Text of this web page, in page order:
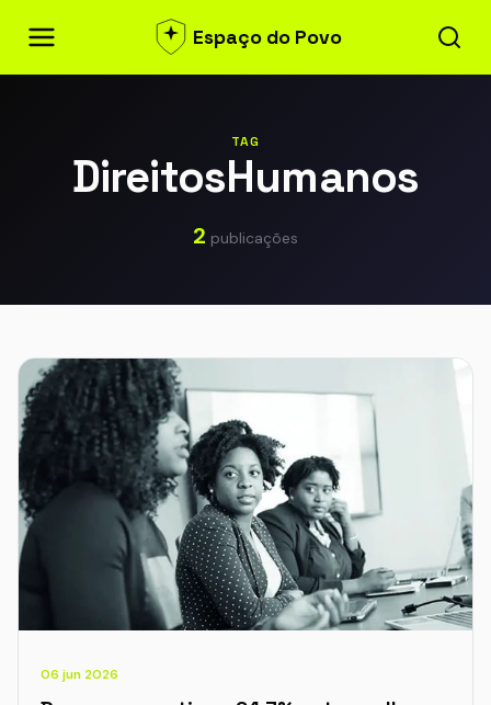
Espaço do Povo
TAG
DireitosHumanos
2 publicações
06 jun 2026